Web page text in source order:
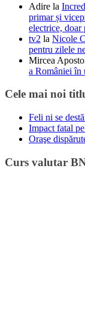
Adire la
primar și
electrice, doar
tv2 la Nicole
pentru zilele
Mircea
a României în
Cele mai noi
Feli ni se
Impact fatal
Oraşe
Curs valutar